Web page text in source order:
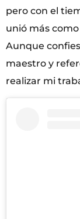
pero con el
unió más
Aunque
maestro y
realizar mi